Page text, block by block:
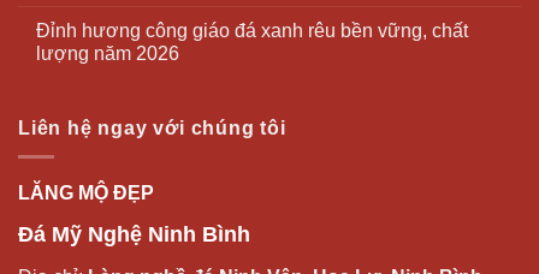
Đỉnh hương công giáo đá xanh rêu bền vững, chất
lượng năm 2026
Liên hệ ngay với chúng tôi
LĂNG MỘ ĐẸP
Đá Mỹ Nghệ Ninh Bình